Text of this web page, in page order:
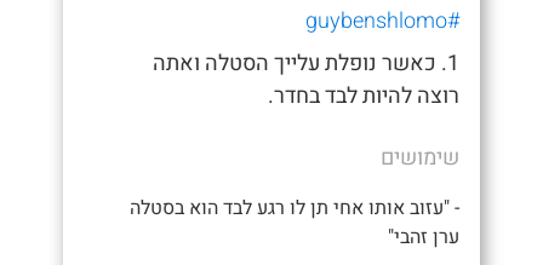
#guybenshlomo
1. כאשר נופלת עלייך הסטלה ואתה
רוצה להיות לבד בחדר.
שימושים
- "עזוב אותו אחי תן לו רגע לבד הוא בסטלה
ערן זהבי"